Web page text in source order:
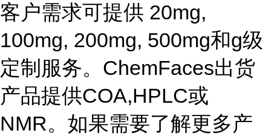
客户需求可提供 20mg,
100mg, 200mg, 500mg和g级
定制服务。ChemFaces出货
产品提供COA,HPLC或
NMR。如果需要了解更多产